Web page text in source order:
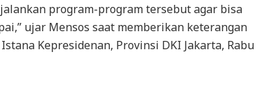
program-program tersebut agar bisa
ujar Mensos saat memberikan keterangan
Kepresidenan, Provinsi DKI Jakarta, Rabu